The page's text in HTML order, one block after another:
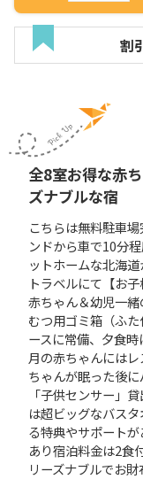
割
全8室お得な赤
ズナブルな宿
こちらは無料駐車
ンドから車で10分
ットホームな北海
トラベルにて【お
赤ちゃん＆幼児一
むつ用ゴミ箱（ふ
ースに常備、夕食
月の赤ちゃんには
ちゃんが眠った後
「子供センサー」
は超ビッグなバス
る特典やサポート
あり宿泊料金は2食
リーズナブルでお財